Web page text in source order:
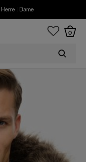
Herre| Dame
0